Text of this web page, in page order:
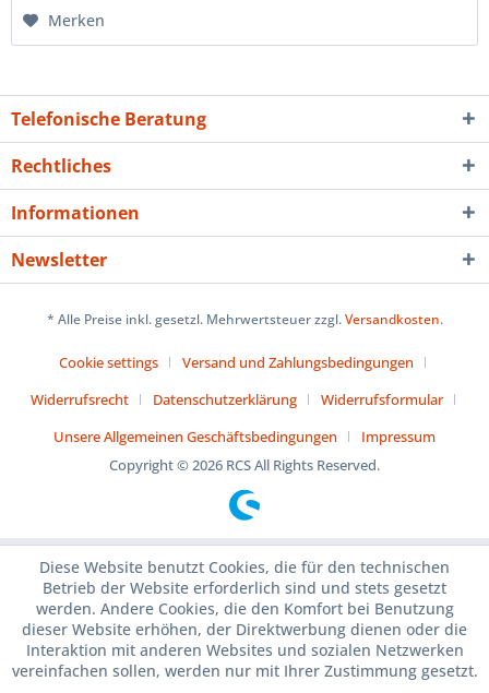
Merken
Telefonische Beratung
Rechtliches
Informationen
Newsletter
* Alle Preise inkl. gesetzl. Mehrwertsteuer zzgl.Versandkosten.
Cookie settings
Versand und Zahlungsbedingungen
Widerrufsrecht
Datenschutzerklärung
Widerrufsformular
Unsere Allgemeinen Geschäftsbedingungen
Impressum
Copyright © 2026 RCS All Rights Reserved.
Diese Website benutzt Cookies, die für den technischen
Betrieb der Website erforderlich sind und stets gesetzt
werden. Andere Cookies, die den Komfort bei Benutzung
dieser Website erhöhen, der Direktwerbung dienen oder die
Interaktion mit anderen Websites und sozialen Netzwerken
vereinfachen sollen, werden nur mit Ihrer Zustimmung gesetzt.